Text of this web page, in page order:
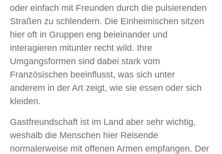
oder einfach mit Freunden durch die pulsierenden
Straßen zu schlendern. Die Einheimischen sitzen
hier oft in Gruppen eng beieinander und
interagieren mitunter recht wild. Ihre
Umgangsformen sind dabei stark vom
Französischen beeinflusst, was sich unter
anderem in der Art zeigt, wie sie essen oder sich
kleiden.
Gastfreundschaft ist im Land aber sehr wichtig,
weshalb die Menschen hier Reisende
normalerweise mit offenen Armen empfangen. Der